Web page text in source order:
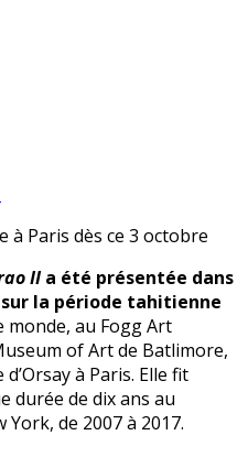
Paris dès ce 3 octobre
IIa été présentée dans
la période tahitienne
monde, au Fogg Art
of Art de Batlimore,
à Paris. Elle fit
durée de dix ans au
de 2007 à 2017.